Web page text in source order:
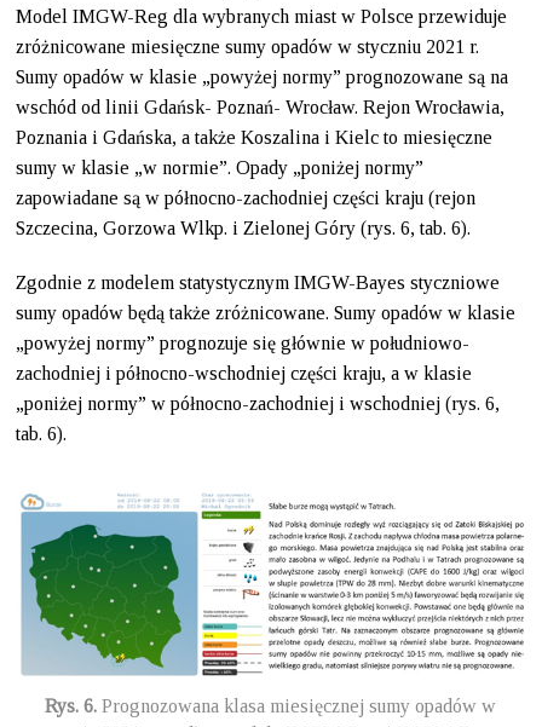
Model IMGW-Reg dla wybranych miast w Polsce przewiduje
zróżnicowane miesięczne sumy opadów w styczniu 2021 r.
Sumy opadów w klasie „powyżej normy” prognozowane są na
wschód od linii Gdańsk- Poznań- Wrocław. Rejon Wrocławia,
Poznania i Gdańska, a także Koszalina i Kielc to miesięczne
sumy w klasie „w normie”. Opady „poniżej normy”
zapowiadane są w północno-zachodniej części kraju (rejon
Szczecina, Gorzowa Wlkp. i Zielonej Góry (rys. 6, tab. 6).
Zgodnie z modelem statystycznym IMGW-Bayes styczniowe
sumy opadów będą także zróżnicowane. Sumy opadów w klasie
„powyżej normy” prognozuje się głównie w południowo-
zachodniej i północno-wschodniej części kraju, a w klasie
„poniżej normy” w północno-zachodniej i wschodniej (rys. 6,
tab. 6).
Rys. 6. Prognozowana klasa miesięcznej sumy opadów w